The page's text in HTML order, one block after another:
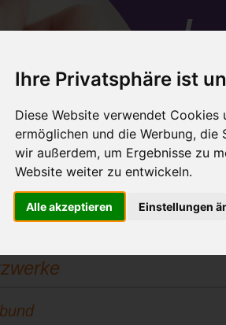
Ihre Privatsphäre ist
Diese Website verwendet Cookies
ermöglichen und die Werbung, die
wir außerdem, um Ergebnisse zu
Website weiter zu entwickeln.
Alle akzeptieren Einstellungen
werden Mehr erfahren
e.V. IAIM Schweiz
führende gemeinnützige